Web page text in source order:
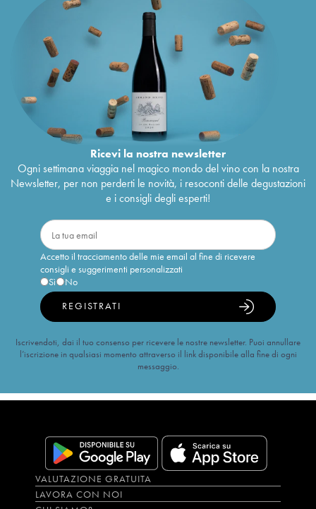
Ricevi la nostra newsletter
Ogni settimana viaggia nel magico mondo del vino con la nostra
Newsletter, per non perderti le novità, i resoconti delle degustazioni
e i consigli degli esperti!
Accetto il tracciamento delle mie email al fine di ricevere
consigli e suggerimenti personalizzati
Sì
No
REGISTRATI
Iscrivendoti, dai il tuo consenso per ricevere le nostre newsletter. Puoi annullare
l’iscrizione in qualsiasi momento attraverso il link disponibile alla fine di ogni
messaggio.
VALUTAZIONE GRATUITA
LAVORA CON NOI